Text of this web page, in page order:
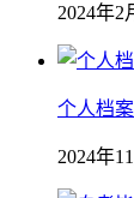
2024年2
个人档
2024年